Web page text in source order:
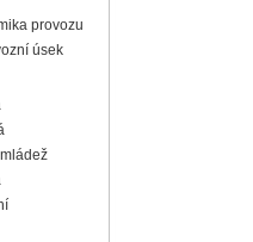
provozu
úsek